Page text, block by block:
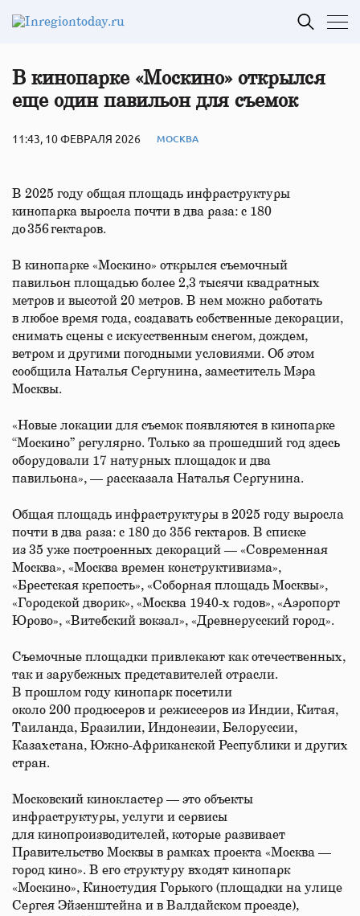
В кинопарке «Москино» открылся
еще один павильон для съемок
11:43, 10 ФЕВРАЛЯ 2026 МОСКВА
В 2025 году общая площадь инфраструктуры
кинопарка выросла почти в два раза: с 180
до 356 гектаров.
В кинопарке «Москино» открылся съемочный
павильон площадью более 2,3 тысячи квадратных
метров и высотой 20 метров. В нем можно работать
в любое время года, создавать собственные декорации,
снимать сцены с искусственным снегом, дождем,
ветром и другими погодными условиями. Об этом
сообщила Наталья Сергунина, заместитель Мэра
Москвы.
«Новые локации для съемок появляются в кинопарке
“Москино” регулярно. Только за прошедший год здесь
оборудовали 17 натурных площадок и два
павильона», — рассказала Наталья Сергунина.
Общая площадь инфраструктуры в 2025 году выросла
почти в два раза: с 180 до 356 гектаров. В списке
из 35 уже построенных декораций — «Современная
Москва», «Москва времен конструктивизма»,
«Брестская крепость», «Соборная площадь Москвы»,
«Городской дворик», «Москва 1940-х годов», «Аэропорт
Юрово», «Витебский вокзал», «Древнерусский город».
Съемочные площадки привлекают как отечественных,
так и зарубежных представителей отрасли.
В прошлом году кинопарк посетили
около 200 продюсеров и режиссеров из Индии, Китая,
Таиланда, Бразилии, Индонезии, Белоруссии,
Казахстана, Южно-Африканской Республики и других
стран.
Московский кинокластер — это объекты
инфраструктуры, услуги и сервисы
для кинопроизводителей, которые развивает
Правительство Москвы в рамках проекта «Москва —
город кино». В его структуру входят кинопарк
«Москино», Киностудия Горького (площадки на улице
Сергея Эйзенштейна и в Валдайском проезде),